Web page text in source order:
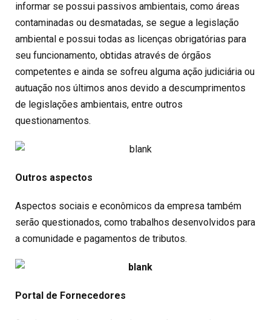
informar se possui passivos ambientais, como áreas
contaminadas ou desmatadas, se segue a legislação
ambiental e possui todas as licenças obrigatórias para
seu funcionamento, obtidas através de órgãos
competentes e ainda se sofreu alguma ação judiciária ou
autuação nos últimos anos devido a descumprimentos
de legislações ambientais, entre outros
questionamentos.
Outros aspectos
Aspectos sociais e econômicos da empresa também
serão questionados, como trabalhos desenvolvidos para
a comunidade e pagamentos de tributos.
Portal de Fornecedores